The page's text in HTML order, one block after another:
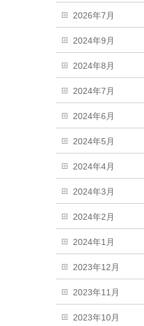
2026年7月
2024年9月
2024年8月
2024年7月
2024年6月
2024年5月
2024年4月
2024年3月
2024年2月
2024年1月
2023年12月
2023年11月
2023年10月